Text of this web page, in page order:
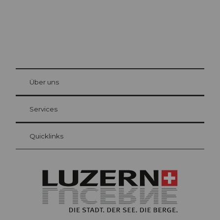
Gästekarte Luzern
Ihre Vorteile als Übernachtungsgast
at Bre
Über uns
Services
Quicklinks